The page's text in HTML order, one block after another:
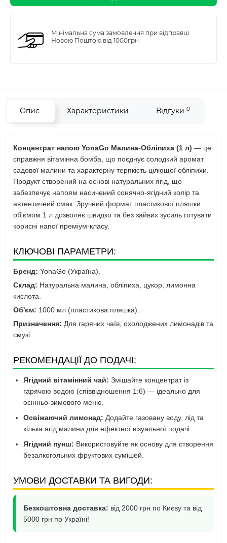
Мінімальна сума замовлення при відправці
Новою Поштою від 1000грн
Опис Характеристики Відгуки 0
Концентрат напою YonaGo Малина-Обліпиха (1 л) — це
справжня вітамінна бомба, що поєднує солодкий аромат
садової малини та характерну терпкість цілющої обліпихи.
Продукт створений на основі натуральних ягід, що
забезпечує напоям насичений сонячно-ягідний колір та
автентичний смак. Зручний формат пластикової пляшки
об'ємом 1 л дозволяє швидко та без зайвих зусиль готувати
корисні напої преміум-класу.
КЛЮЧОВІ ПАРАМЕТРИ:
Бренд: YonaGo (Україна).
Склад: Натуральна малина, обліпиха, цукор, лимонна
кислота.
Об'єм: 1000 мл (пластикова пляшка).
Призначення: Для гарячих чаїв, охолоджених лимонадів та
смузі.
РЕКОМЕНДАЦІЇ ДО ПОДАЧІ:
Ягідний вітамінний чай: Змішайте концентрат із
гарячою водою (співвідношення 1:6) — ідеально для
осінньо-зимового меню.
Освіжаючий лимонад: Додайте газовану воду, лід та
кілька ягід малини для ефектної візуальної подачі.
Ягідний пунш: Використовуйте як основу для створення
безалкогольних фруктових сумішей.
УМОВИ ДОСТАВКИ ТА ВИГОДИ:
Безкоштовна доставка: від 2000 грн по Києву та від
5000 грн по Україні!